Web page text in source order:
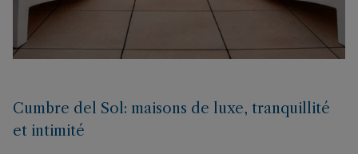
Cumbre del Sol: maisons de luxe, tranquillité
et intimité